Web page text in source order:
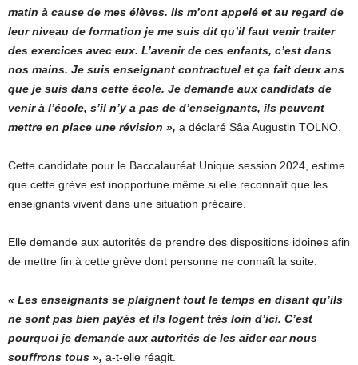
matin à cause de mes élèves. Ils m’ont appelé et au regard de
leur niveau de formation je me suis dit qu’il faut venir traiter
des exercices avec eux. L’avenir de ces enfants, c’est dans
nos mains. Je suis enseignant contractuel et ça fait deux ans
que je suis dans cette école. Je demande aux candidats de
venir à l’école, s’il n’y a pas de d’enseignants, ils peuvent
mettre en place une révision », a déclaré Sâa Augustin TOLNO.
Cette candidate pour le Baccalauréat Unique session 2024, estime
que cette grève est inopportune même si elle reconnaît que les
enseignants vivent dans une situation précaire.
Elle demande aux autorités de prendre des dispositions idoines afin
de mettre fin à cette grève dont personne ne connaît la suite.
« Les enseignants se plaignent tout le temps en disant qu’ils
ne sont pas bien payés et ils logent très loin d’ici. C’est
pourquoi je demande aux autorités de les aider car nous
souffrons tous », a-t-elle réagit.